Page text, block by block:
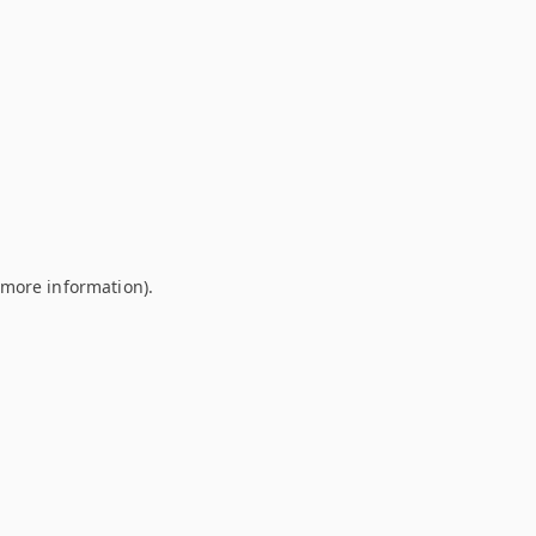
information).